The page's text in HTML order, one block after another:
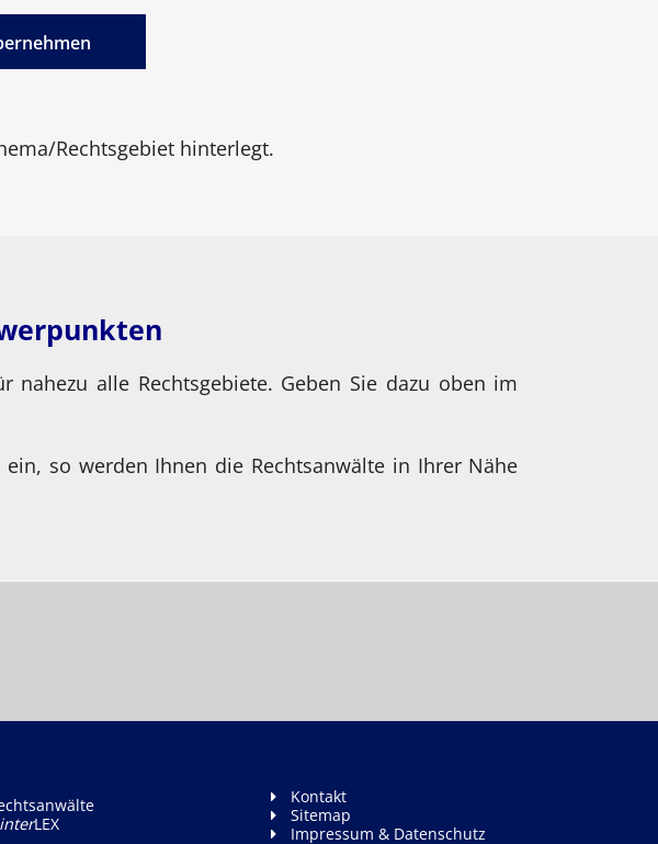
Rechtsgebiet hinterlegt.
nahezu alle Rechtsgebiete. Geben Sie dazu oben im
so werden Ihnen die Rechtsanwälte in Ihrer Nähe
interLEX
Kontakt
Sitemap
Impressum & Datenschutz